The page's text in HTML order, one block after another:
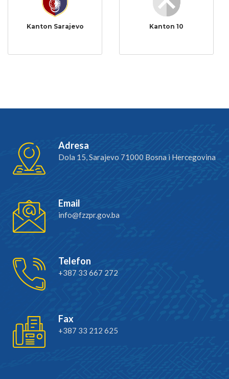
Kanton Sarajevo Kanton 10
Adresa
Dola 15, Sarajevo 71000 Bosna i Hercegovina
Email
info@fzzpr.gov.ba
Telefon
+387 33 667 272
Fax
+387 33 212 625